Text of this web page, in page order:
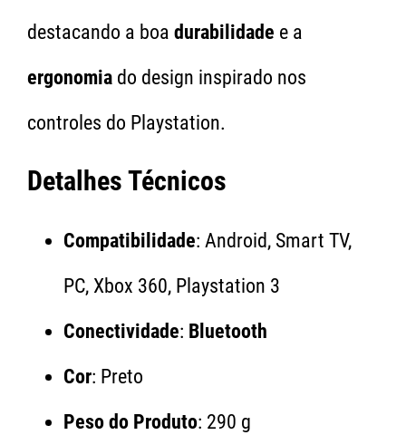
destacando a boa durabilidade e a
ergonomia do design inspirado nos
controles do Playstation.
Detalhes Técnicos
Compatibilidade: Android, Smart TV,
PC, Xbox 360, Playstation 3
Conectividade: Bluetooth
Cor: Preto
Peso do Produto: 290 g